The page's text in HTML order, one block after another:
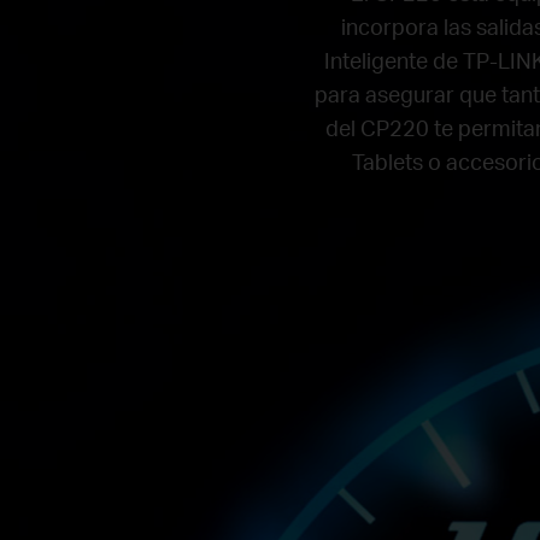
incorpora las
Inteligente de TP-
para asegurar que
del CP220 te
Tablets o